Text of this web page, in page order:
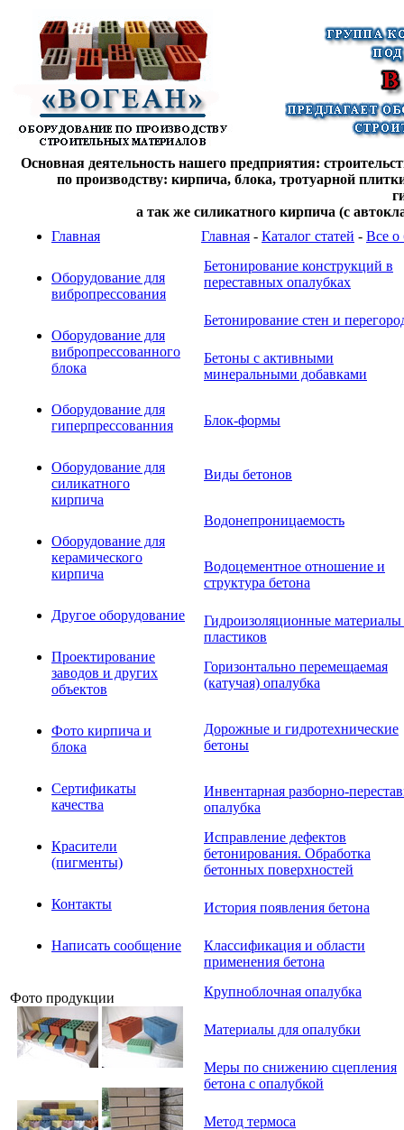
Основная деятельность нашего предприятия:
по производству: кирпича, блока, тротуарной
а так же силикатного кирпича (с
Главная
Оборудование для
вибропрессования
Оборудование для
вибропрессованного
блока
Оборудование для
гиперпрессованния
Оборудование для
силикатного
кирпича
Оборудование для
керамического
кирпича
Другое оборудование
Проектирование
заводов и других
объектов
Фото кирпича и
блока
Сертификаты
качества
Красители
(пигменты)
Контакты
Написать сообщение
Фото продукции
Главная - Каталог статей - Все о
Бетонирование конструкций в
переставных опалубках
Бетонирование стен и
Бетоны с активными
минеральными добавками
Блок-формы
Виды бетонов
Водонепроницаемость
Водоцементное отношение и
структура бетона
Гидроизоляционные материалы
пластиков
Горизонтально перемещаемая
(катучая) опалубка
Дорожные и гидротехнические
бетоны
Инвентарная разборно-
опалубка
Исправление дефектов
бетонирования. Обработка
бетонных поверхностей
История появления бетона
Классификация и области
применения бетона
Крупноблочная опалубка
Материалы для опалубки
Меры по снижению сцепления
бетона с опалубкой
Метод термоса